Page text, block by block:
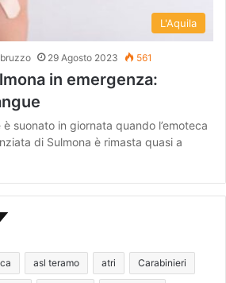
L'Aquila
29 Agosto 2023 561
in emergenza:
è suonato in giornata quando l’emoteca
di Sulmona è rimasta quasi a
asl teramo atri Carabinieri